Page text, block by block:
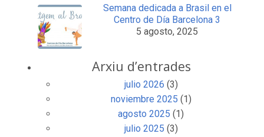
Semana dedicada a Brasil en el
Centro de Día Barcelona 3
5 agosto, 2025
Arxiu d’entrades
julio 2026 (3)
noviembre 2025 (1)
agosto 2025 (1)
julio 2025 (3)